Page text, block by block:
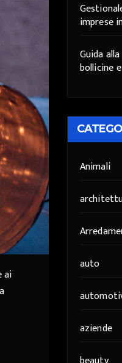
ai
imprese
Guida
bollicine
Animali
auto
aziende